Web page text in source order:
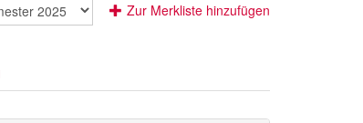
Zur Merkliste hinzufügen